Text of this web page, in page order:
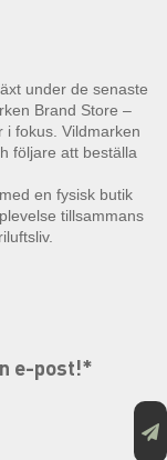
under de senaste
Brand Store –
i fokus. Vildmarken
följare att beställa
en fysisk butik
tillsammans
e-post!*